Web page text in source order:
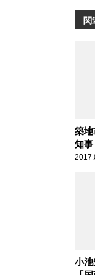
関
築
知
覆わ
小